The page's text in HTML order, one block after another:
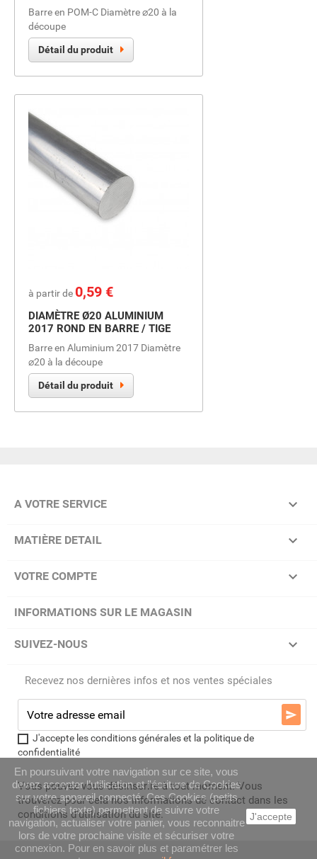
Barre en POM-C Diamètre ⌀20 à la
découpe
Détail du produit
à partir de Prix
0,59 €
DIAMÈTRE Ø20 ALUMINIUM
2017 ROND EN BARRE / TIGE
Barre en Aluminium 2017 Diamètre
⌀20 à la découpe
Détail du produit
A VOTRE SERVICE 
MATIÈRE DETAIL 
VOTRE COMPTE 
INFORMATIONS SUR LE MAGASIN
SUIVEZ-NOUS 
En poursuivant votre navigation sur ce site, vous
devez accepter l’utilisation et l'écriture de Cookies
sur votre appareil connecté. Ces Cookies (petits
fichiers texte) permettent de suivre votre
navigation, actualiser votre panier, vous reconnaitre
lors de votre prochaine visite et sécuriser votre
connexion. Pour en savoir plus et paramétrer les
J'accepte
Recevez nos dernières infos et nos ventes spéciales

J'accepte les conditions générales et la politique de
confidentialité
Vous pouvez vous désinscrire à tout moment. Vous
trouverez pour cela nos informations de contact dans les
conditions d'utilisation du site.